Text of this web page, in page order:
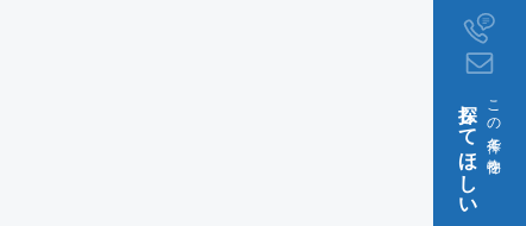
この条件で物件を
探してほしい